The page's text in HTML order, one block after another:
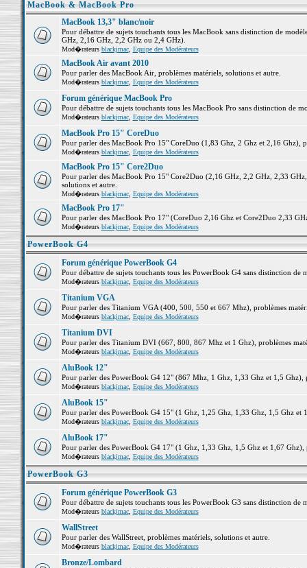
MacBook & MacBook Pro
MacBook 13,3" blanc/noir
Pour débattre de sujets touchants tous les MacBook sans distinction de
GHz, 2,16 GHz, 2,2 GHz ou 2,4 GHz).
Mod�rateurs blackjmac, Equipe des Modérateurs
MacBook Air avant 2010
Pour parler des MacBook Air, problèmes matériels, solutions et autre.
Mod�rateurs blackjmac, Equipe des Modérateurs
Forum générique MacBook Pro
Pour débattre de sujets touchants tous les MacBook Pro sans distinction de
Mod�rateurs blackjmac, Equipe des Modérateurs
MacBook Pro 15" CoreDuo
Pour parler des MacBook Pro 15" CoreDuo (1,83 Ghz, 2 Ghz et 2,16 Ghz),
Mod�rateurs blackjmac, Equipe des Modérateurs
MacBook Pro 15" Core2Duo
Pour parler des MacBook Pro 15" Core2Duo (2,16 GHz, 2,2 GHz, 2,33
solutions et autre.
Mod�rateurs blackjmac, Equipe des Modérateurs
MacBook Pro 17"
Pour parler des MacBook Pro 17" (CoreDuo 2,16 Ghz et Core2Duo 2,33
Mod�rateurs blackjmac, Equipe des Modérateurs
PowerBook G4
Forum générique PowerBook G4
Pour débattre de sujets touchants tous les PowerBook G4 sans distinction de
Mod�rateurs blackjmac, Equipe des Modérateurs
Titanium VGA
Pour parler des Titanium VGA (400, 500, 550 et 667 Mhz), problèmes
Mod�rateurs blackjmac, Equipe des Modérateurs
Titanium DVI
Pour parler des Titanium DVI (667, 800, 867 Mhz et 1 Ghz), problèmes
Mod�rateurs blackjmac, Equipe des Modérateurs
AluBook 12"
Pour parler des PowerBook G4 12" (867 Mhz, 1 Ghz, 1,33 Ghz et 1,5 Ghz),
Mod�rateurs blackjmac, Equipe des Modérateurs
AluBook 15"
Pour parler des PowerBook G4 15" (1 Ghz, 1,25 Ghz, 1,33 Ghz, 1,5 Ghz et
Mod�rateurs blackjmac, Equipe des Modérateurs
AluBook 17"
Pour parler des PowerBook G4 17" (1 Ghz, 1,33 Ghz, 1,5 Ghz et 1,67 Ghz),
Mod�rateurs blackjmac, Equipe des Modérateurs
PowerBook G3
Forum générique PowerBook G3
Pour débattre de sujets touchants tous les PowerBook G3 sans distinction de
Mod�rateurs blackjmac, Equipe des Modérateurs
WallStreet
Pour parler des WallStreet, problèmes matériels, solutions et autre.
Mod�rateurs blackjmac, Equipe des Modérateurs
Bronze/Lombard